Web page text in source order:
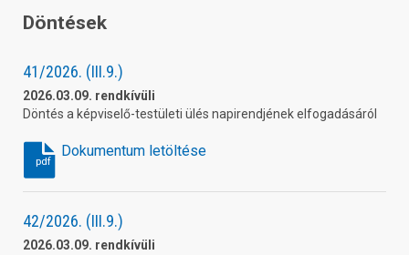
Döntések
41/2026. (III.9.)
2026.03.09. rendkívüli
Döntés a képviselő-testületi ülés napirendjének elfogadásáról
Dokumentum letöltése
pdf
42/2026. (III.9.)
2026.03.09. rendkívüli